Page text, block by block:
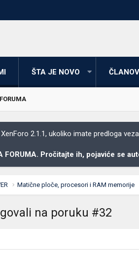
ŠTA JE NOVO
2.1.1, ukoliko imate predloga
FORUMA. Pročitajte ih, pojaviće se
Matične ploče, procesori i RAM memorije
na poruku #32